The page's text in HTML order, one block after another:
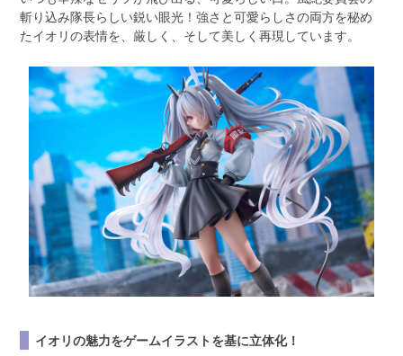
斬り込み隊長らしい鋭い眼光！強さと可愛らしさの両方を秘め
たイオリの表情を、厳しく、そして美しく再現しています。
イオリの魅力をゲームイラストを基に立体化！